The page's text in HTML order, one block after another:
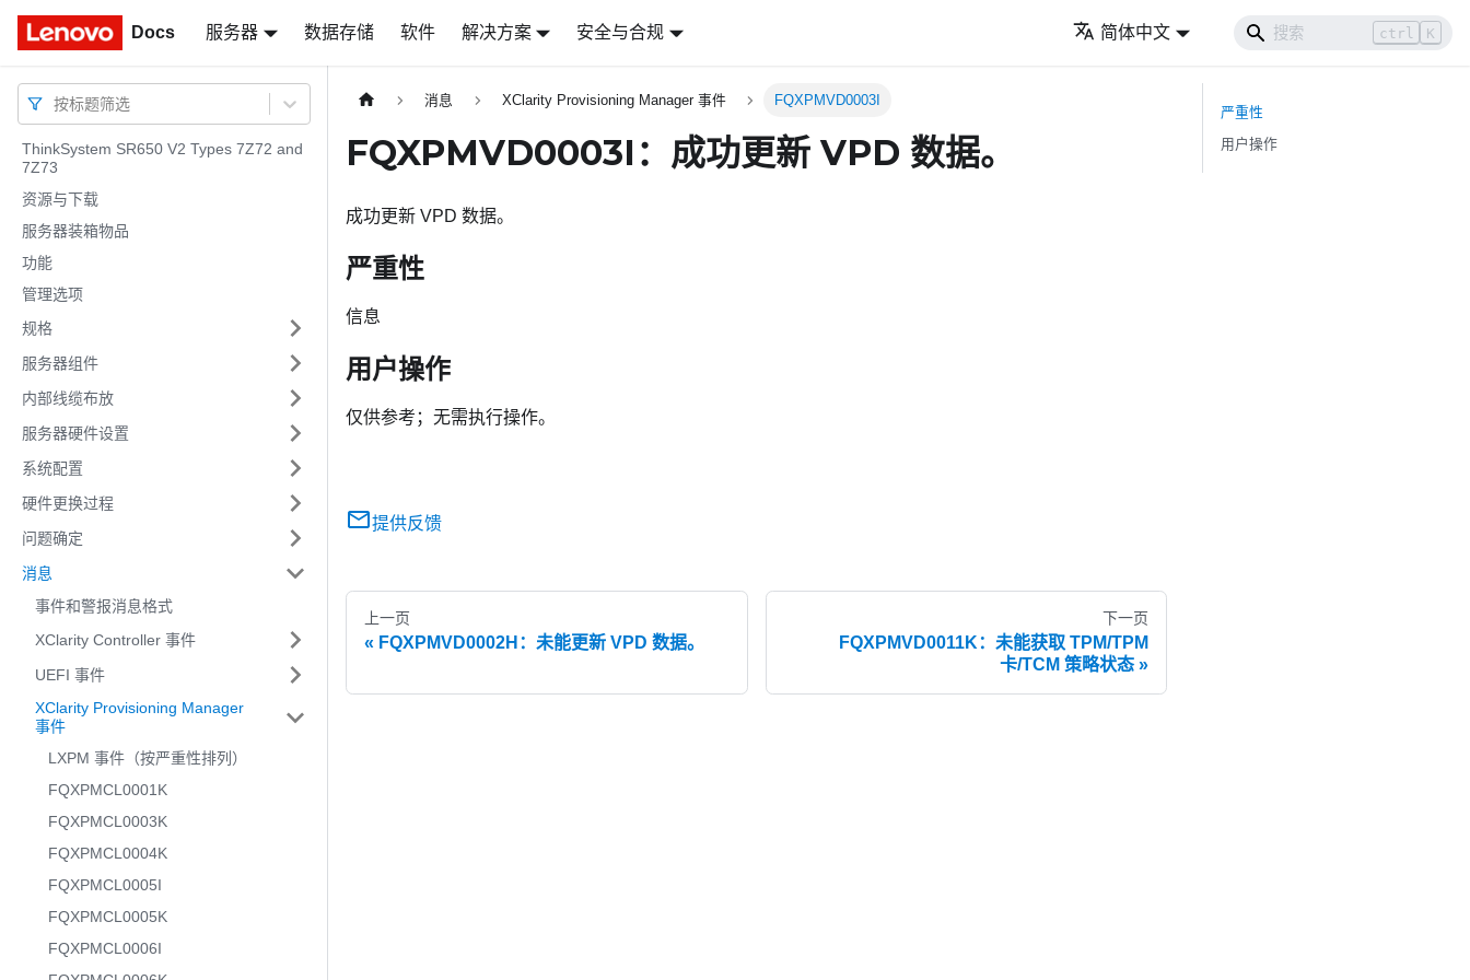
Docs 服务器 数据存储 软件 解决方案 安全与合规 简体中文 ctrl K
Docs
按标题筛选
ThinkSystem SR650 V2 Types 7Z72 and
7Z73
资源与下载
服务器装箱物品
功能
管理选项
规格
服务器组件
内部线缆布放
服务器硬件设置
系统配置
硬件更换过程
问题确定
消息
事件和警报消息格式
XClarity Controller 事件
UEFI 事件
XClarity Provisioning Manager
事件
LXPM 事件（按严重性排列）
FQXPMCL0001K
FQXPMCL0003K
FQXPMCL0004K
FQXPMCL0005I
FQXPMCL0005K
FQXPMCL0006I
消息 XClarity Provisioning Manager 事件 FQXPMVD0003I
FQXPMVD0003I：成功更新 VPD 数据。
成功更新 VPD 数据。
严重性
信息
用户操作
仅供参考；无需执行操作。
提供反馈
上一页
FQXPMVD0002H：未能更新 VPD 数据。
下一页
FQXPMVD0011K：未能获取 TPM/TPM
卡/TCM 策略状态
严重性
用户操作